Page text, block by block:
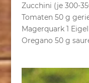
Zucchini (je 300-
Tomaten 50 g
Magerquark 1
Oregano 50 g